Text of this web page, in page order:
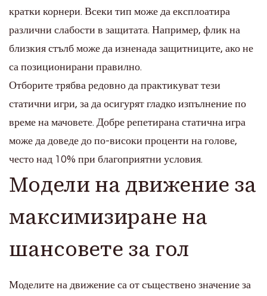
кратки корнери. Всеки тип може да експлоатира
различни слабости в защитата. Например, флик на
близкия стълб може да изненада защитниците, ако не
са позиционирани правилно.
Отборите трябва редовно да практикуват тези
статични игри, за да осигурят гладко изпълнение по
време на мачовете. Добре репетирана статична игра
може да доведе до по-високи проценти на голове,
често над 10% при благоприятни условия.
Модели на движение за
максимизиране на
шансовете за гол
Моделите на движение са от съществено значение за